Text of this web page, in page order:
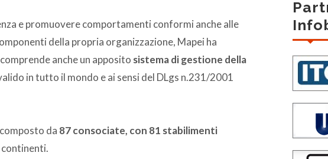
e promuovere comportamenti conformi anche alle
della propria organizzazione, Mapei ha
anche un apposito sistema di gestione della
in tutto il mondo e ai sensi del DLgs n.231/2001
da 87 consociate, con 81 stabilimenti
continenti.